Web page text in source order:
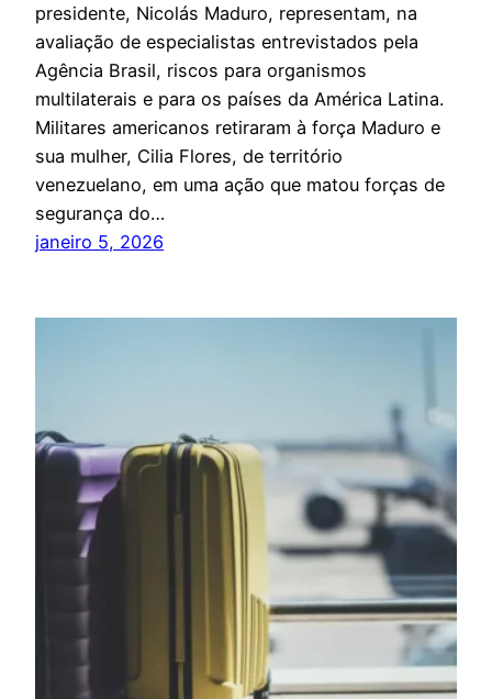
presidente, Nicolás Maduro, representam, na
avaliação de especialistas entrevistados pela
Agência Brasil, riscos para organismos
multilaterais e para os países da América Latina.
Militares americanos retiraram à força Maduro e
sua mulher, Cilia Flores, de território
venezuelano, em uma ação que matou forças de
segurança do…
janeiro 5, 2026